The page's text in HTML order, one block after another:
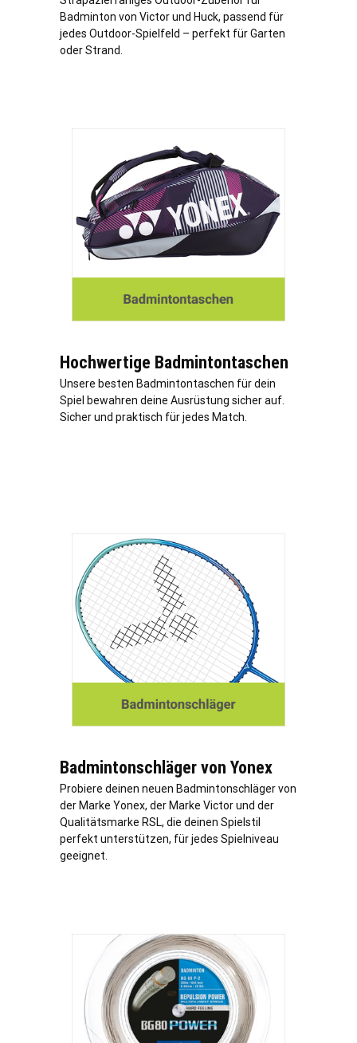
Badminton von Victor und Huck, passend für
jedes Outdoor-Spielfeld – perfekt für Garten
oder Strand.
Hochwertige Badmintontaschen
Unsere besten Badmintontaschen für dein
Spiel bewahren deine Ausrüstung sicher auf.
Sicher und praktisch für jedes Match.
Badmintonschläger von Yonex
Probiere deinen neuen Badmintonschläger von
der Marke Yonex, der Marke Victor und der
Qualitätsmarke RSL, die deinen Spielstil
perfekt unterstützen, für jedes Spielniveau
geeignet.